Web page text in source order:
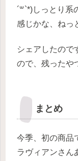
´꒳`*)しっとり系
感じかな、ねっ
シェアしたので
ので、残ったや
まとめ
今季、初の商品
ラヴィアンさん